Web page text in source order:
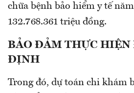
chữa bệnh bảo hiểm y tế
132.768.361 triệu đồng.
BẢO ĐẢM THỰC HIỆN
ĐỊNH
Trong đó, dự toán chi khám